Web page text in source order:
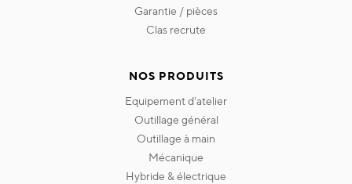
garantie / pièces
clas recrute
NOS PRODUITS
equipement d'atelier
outillage général
outillage à main
mécanique
hybride & électrique